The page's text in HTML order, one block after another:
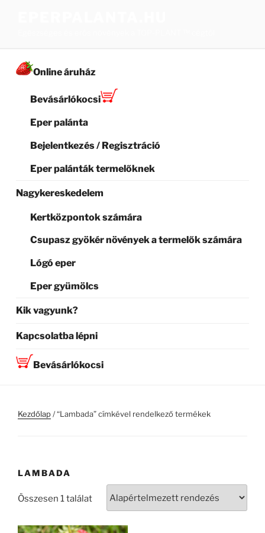
Online áruház
Bevásárlókocsi
Eper palánta
Bejelentkezés / Regisztráció
Eper palánták termelőknek
Nagykereskedelem
Kertközpontok számára
Csupasz gyökér növények a termelők számára
Lógó eper
Eper gyümölcs
Kik vagyunk?
Kapcsolatba lépni
Bevásárlókocsi
Kezdőlap/ “Lambada” címkével rendelkező termékek
LAMBADA
Összesen 1 találat